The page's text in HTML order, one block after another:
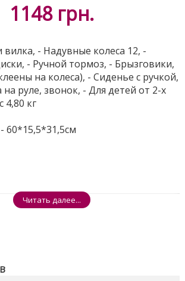
1148 грн.
- Надувные колеса 12, -
- Ручной тормоз, - Брызговики,
на колеса), - Сиденье с ручкой,
на руле, звонок, - Для детей от 2-х
4,80 кг
60*15,5*31,5см
Читать далее...